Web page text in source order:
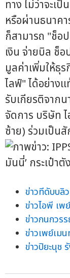
ทาง ไม่ว่าจะเ
หรือผ่านธนาค
ก็สามารถ "ช็อ
เงิน จ่ายบิล ช็
มูลค่าเพิ่มให้ธุ
ไลฟ์" ได้อย่าง
รับเกียรติจาก
จัดการ บริษัท
ซ้าย) ร่วมเป็น
ข่าวทีดับบลิ
ข่าวไอพี เพ
ข่าวกนกวร
ข่าวเพย์เม
ข่าวปิยะนุช